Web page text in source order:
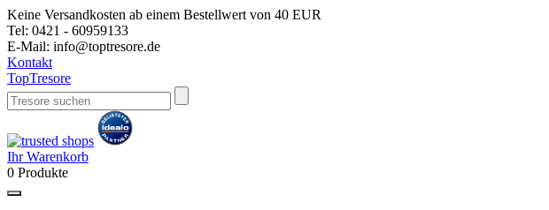
Keine Versandkosten ab einem Bestellwert von 40 EUR
Tel: 0421 - 60959133
E-Mail: info@toptresore.de
Kontakt
TopTresore
Ihr Warenkorb
0 Produkte